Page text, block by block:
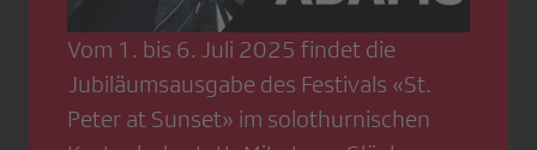
Vom 1. bis 6. Juli 2025 findet die
Jubiläumsausgabe des Festivals «St.
Peter at Sunset» im solothurnischen